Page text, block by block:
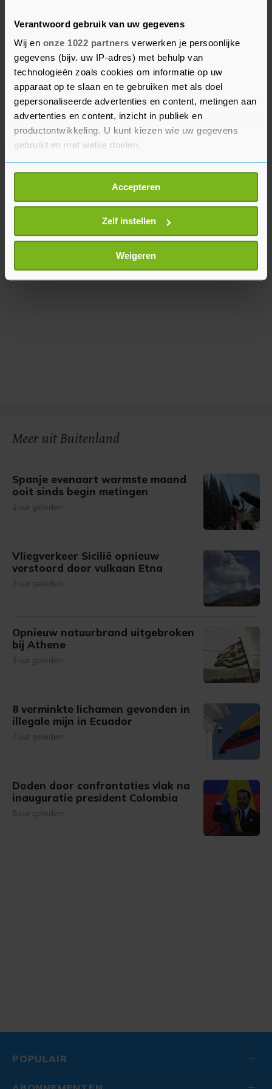
Verantwoord gebruik van uw gegevens
Wij en onze 1022 partners verwerken je persoonlijke
gegevens (bijv. uw IP-adres) met behulp van
technologieën zoals cookies om informatie op uw
apparaat op te slaan en te gebruiken met als doel
gepersonaliseerde advertenties en content, metingen aan
advertenties en content, inzicht in publiek en
productontwikkeling. U kunt kiezen wie uw gegevens
gebruikt en met welke doelen.
Als u het toestaat, willen we ook graag:
Informatie verzamelen over uw geografische
locatie, die tot een paar meter nauwkeurig kan zijn
Uw apparaat identificeren door het actief te
scannen op specifieke eigenschappen (fingerprinting)
Lees meer over hoe uw persoonlijke gegevens worden
verwerkt en stel uw voorkeuren in het
U kunt uw toestemming op elk moment wijzigen of
Accepteren
Zelf instellen
Weigeren
gemaakt. Het hele land heeft hun punt gehoord."
Ook veel inwoners van Ottawa hebben genoeg
van de bezetting van hun stad. Een
internetpetitie waarin de politie wordt
opgeroepen om in te grijpen is meer dan 40.000
keer ondertekend. Het hoofd van de
hoofdstedelijke politie zegt echter onvoldoende
agenten te hebben om de blokkades te
beëindigen.
Meer uit Buitenland
Spanje evenaart warmste maand
ooit sinds begin metingen
2 uur geleden
Vliegverkeer Sicilië opnieuw
verstoord door vulkaan Etna
3 uur geleden
Opnieuw natuurbrand uitgebroken
bij Athene
3 uur geleden
8 verminkte lichamen gevonden in
illegale mijn in Ecuador
7 uur geleden
Doden door confrontaties vlak na
inauguratie president Colombia
8 uur geleden
POPULAIR